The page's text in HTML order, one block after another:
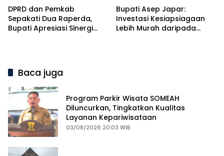
DPRD dan Pemkab
Sepakati Dua Raperda,
Bupati Apresiasi Sinergi
Bupati Asep Japar:
Investasi Kesiapsiagaan
Lebih Murah daripada
Baca juga
Program Parkir Wisata SOMEAH
Diluncurkan, Tingkatkan Kualitas
Layanan Kepariwisataan
03/08/2026 20:03 WIB